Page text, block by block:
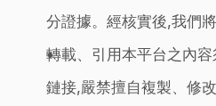
分證據。經核實後,我們
轉載、引用本平台之內
鏈接,嚴禁擅自複製、修